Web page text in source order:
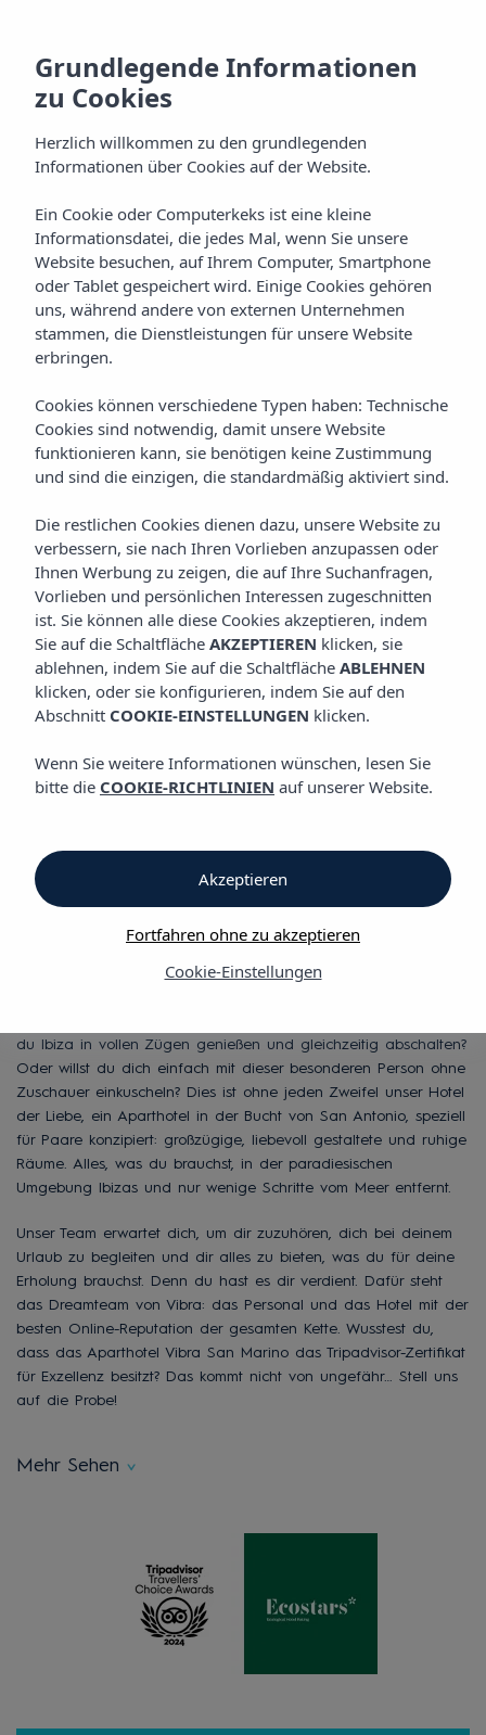
Vibra San Marino
Aparthotel
San Antonio Bay
Ibiza
Bahía De San Antonio
Vibra San Marino Aparthotel
Vibra San Marino
Aparthotel
Aparthotel Love & XL
von San Antonio:
ideal für Paare!
du Ibiza in vollen Zügen genießen und gleichzeitig abschalten?
Oder willst du dich einfach mit dieser besonderen Person ohne
Zuschauer einkuscheln? Dies ist ohne jeden Zweifel unser Hotel
der Liebe, ein Aparthotel in der Bucht von San Antonio, speziell
für Paare konzipiert: großzügige, liebevoll gestaltete und ruhige
Räume. Alles, was du brauchst, in der paradiesischen
Umgebung Ibizas und nur wenige Schritte vom Meer entfernt.
Unser Team erwartet dich, um dir zuzuhören, dich bei deinem
Urlaub zu begleiten und dir alles zu bieten, was du für deine
Erholung brauchst. Denn du hast es dir verdient. Dafür steht
das Dreamteam von Vibra: das Personal und das Hotel mit der
besten Online-Reputation der gesamten Kette. Wusstest du,
dass das Aparthotel Vibra San Marino das Tripadvisor-Zertifikat
für Exzellenz besitzt? Das kommt nicht von ungefähr… Stell uns
auf die Probe!
Mehr Sehen
Grundlegende Informationen
zu Cookies
Herzlich willkommen zu den grundlegenden
Informationen über Cookies auf der Website.
Ein Cookie oder Computerkeks ist eine kleine
Informationsdatei, die jedes Mal, wenn Sie unsere
Website besuchen, auf Ihrem Computer, Smartphone
oder Tablet gespeichert wird. Einige Cookies gehören
uns, während andere von externen Unternehmen
stammen, die Dienstleistungen für unsere Website
erbringen.
Cookies können verschiedene Typen haben: Technische
Cookies sind notwendig, damit unsere Website
funktionieren kann, sie benötigen keine Zustimmung
und sind die einzigen, die standardmäßig aktiviert sind.
Die restlichen Cookies dienen dazu, unsere Website zu
verbessern, sie nach Ihren Vorlieben anzupassen oder
Ihnen Werbung zu zeigen, die auf Ihre Suchanfragen,
Vorlieben und persönlichen Interessen zugeschnitten
ist. Sie können alle diese Cookies akzeptieren, indem
Sie auf die Schaltfläche AKZEPTIEREN klicken, sie
ablehnen, indem Sie auf die Schaltfläche ABLEHNEN
klicken, oder sie konfigurieren, indem Sie auf den
Abschnitt COOKIE-EINSTELLUNGEN klicken.
Wenn Sie weitere Informationen wünschen, lesen Sie
bitte die COOKIE-RICHTLINIEN auf unserer Website.
Cookie-Einstellungen
Fortfahren ohne zu akzeptieren
Akzeptieren